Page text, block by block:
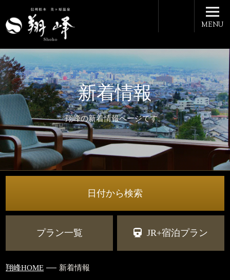
新着情報
翔峰の新着情報ページです。
MENU
日付から検索
プラン一覧 JR+宿泊プラン
翔峰HOME 新着情報